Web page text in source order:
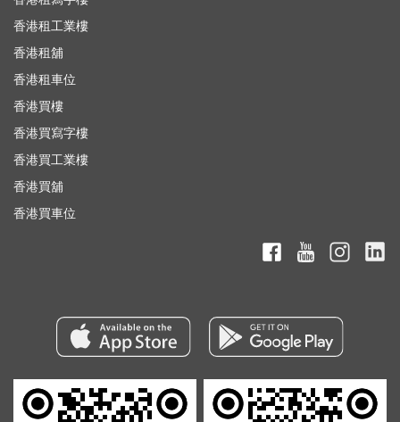
香港租工業樓
香港租舖
香港租車位
香港買樓
香港買寫字樓
香港買工業樓
香港買舖
香港買車位